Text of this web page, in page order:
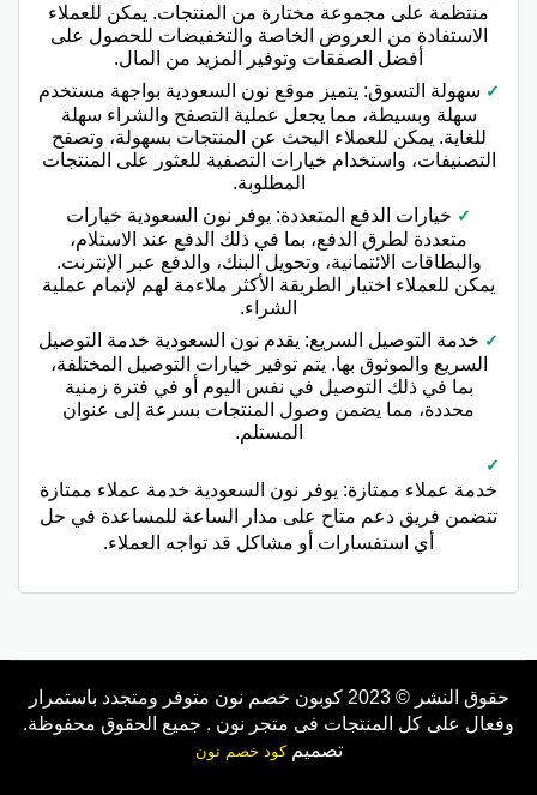
منتظمة على مجموعة مختارة من المنتجات. يمكن للعملاء
الاستفادة من العروض الخاصة والتخفيضات للحصول على
أفضل الصفقات وتوفير المزيد من المال.
سهولة التسوق: يتميز موقع نون السعودية بواجهة مستخدم
سهلة وبسيطة، مما يجعل عملية التصفح والشراء سهلة
للغاية. يمكن للعملاء البحث عن المنتجات بسهولة، وتصفح
التصنيفات، واستخدام خيارات التصفية للعثور على المنتجات
المطلوبة.
خيارات الدفع المتعددة: يوفر نون السعودية خيارات
متعددة لطرق الدفع، بما في ذلك الدفع عند الاستلام،
والبطاقات الائتمانية، وتحويل البنك، والدفع عبر الإنترنت.
يمكن للعملاء اختيار الطريقة الأكثر ملاءمة لهم لإتمام عملية
الشراء.
خدمة التوصيل السريع: يقدم نون السعودية خدمة التوصيل
السريع والموثوق بها. يتم توفير خيارات التوصيل المختلفة،
بما في ذلك التوصيل في نفس اليوم أو في فترة زمنية
محددة، مما يضمن وصول المنتجات بسرعة إلى عنوان
المستلم.
خدمة عملاء ممتازة: يوفر نون السعودية خدمة عملاء ممتازة
تتضمن فريق دعم متاح على مدار الساعة للمساعدة في حل
أي استفسارات أو مشاكل قد تواجه العملاء.
حقوق النشر © 2023 كوبون خصم نون متوفر ومتجدد باستمرار
وفعال على كل المنتجات فى متجر نون . جميع الحقوق محفوظة.
تصميمكود خصم نون